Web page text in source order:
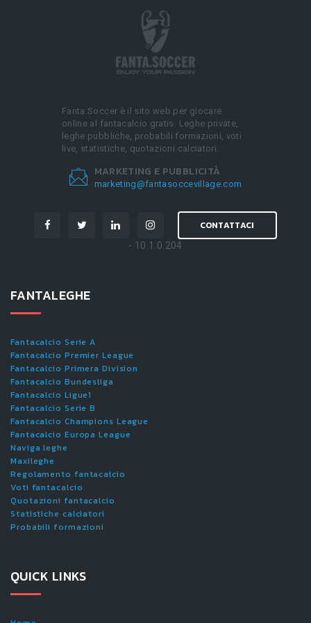
Fanta.Soccer è il sito web per giocare
online al fantacalcio gratis. Leghe private,
leghe pubbliche, probabili formazioni, voti
live, statistiche, quotazioni calciatori.
MARKETING E PUBBLICITÀ
marketing@fantasoccevillage.com
CONTATTACI
- 10.1.0.204
FANTALEGHE
Fantacalcio Serie A
Fantacalcio Premier League
Fantacalcio Primera Division
Fantacalcio Bundesliga
Fantacalcio Ligue1
Fantacalcio Serie B
Fantacalcio Champions League
Fantacalcio Europa League
Naviga leghe
Maxileghe
Regolamento fantacalcio
Voti fantacalcio
Quotazioni fantacalcio
Statistiche calciatori
Probabili formazioni
QUICK LINKS